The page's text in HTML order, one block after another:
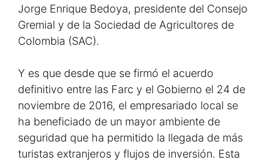
Jorge Enrique Bedoya, presidente del Consejo
Gremial y de la Sociedad de Agricultores de
Colombia (SAC).
Y es que desde que se firmó el acuerdo
definitivo entre las Farc y el Gobierno el 24 de
noviembre de 2016, el empresariado local se
ha beneficiado de un mayor ambiente de
seguridad que ha permitido la llegada de más
turistas extranjeros y flujos de inversión. Esta